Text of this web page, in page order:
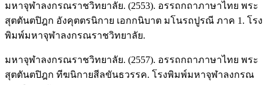
มหาจุฬาลงกรณราชวิทยาลัย. (2553). อรรถกถาภาษาไทย พระ
สุตตันตปิฎก อังคุตตรนิกาย เอกกนิบาต มโนรถปูรณี ภาค 1. โรง
พิมพ์มหาจุฬาลงกรณราชวิทยาลัย.
มหาจุฬาลงกรณราชวิทยาลัย. (2557). อรรถกถาภาษาไทย พระ
สุตตันตปิฎก ทีฆนิกายสีลขันธวรรค. โรงพิมพ์มหาจุฬาลงกรณ